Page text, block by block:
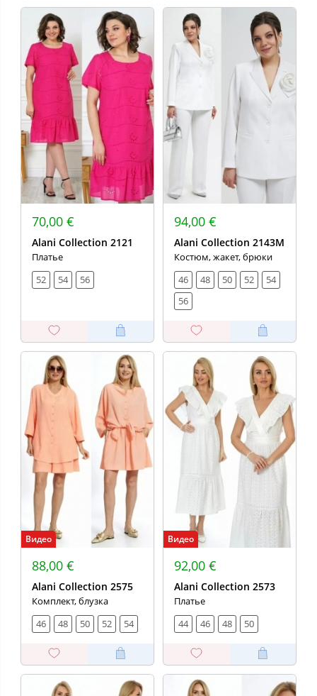
70,00 €
Alani Collection 2121
Платье
52
54 56
94,00 €
Alani Collection 2143М
Костюм, жакет, брюки
46
48 50 52
54
56
Видео
88,00 €
Alani Collection 2575
Комплект, блузка
46
48 50 52 54
Видео
92,00 €
Alani Collection 2573
Платье
44
46 48 50